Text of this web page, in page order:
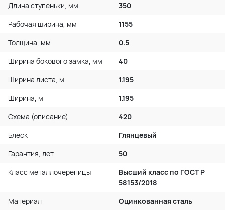
Длина ступеньки, мм
350
Рабочая ширина, мм
1155
Толщина, мм
0.5
Ширина бокового замка, мм
40
Ширина листа, м
1.195
Ширина, м
1.195
Схема (описание)
420
Блеск
Глянцевый
Гарантия, лет
50
Класс металлочерепицы
Высший класс по ГОСТ P
58153/2018
Материал
Оцинкованная сталь